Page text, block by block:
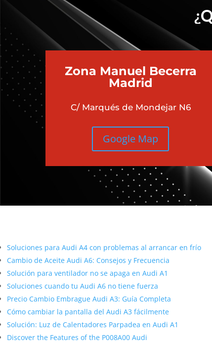
Zona Manuel Becerra
Madrid
C/ Marqués de Mondejar N6
Google Map
Soluciones para Audi A4 con problemas al arrancar en frío
Cambio de Aceite Audi A6: Consejos y Frecuencia
Solución para ventilador no se apaga en Audi A1
Soluciones cuando tu Audi A6 no tiene fuerza
Precio Cambio Embrague Audi A3: Guía Completa
Cómo cambiar la pantalla del Audi A3 fácilmente
Solución: Luz de Calentadores Parpadea en Audi A1
Discover the Features of the P008A00 Audi